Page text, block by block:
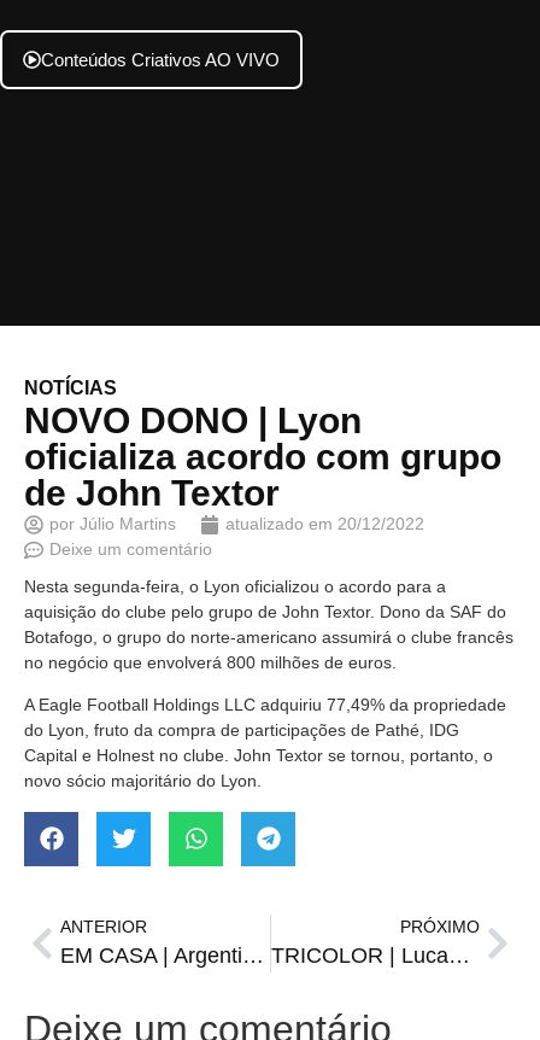
Conteúdos Criativos AO VIVO
NOTÍCIAS
NOVO DONO | Lyon
oficializa acordo com grupo
de John Textor
por Júlio Martins atualizado em 20/12/2022
Deixe um comentário
Nesta segunda-feira, o Lyon oficializou o acordo para a
aquisição do clube pelo grupo de John Textor. Dono da SAF do
Botafogo, o grupo do norte-americano assumirá o clube francês
no negócio que envolverá 800 milhões de euros.
A Eagle Football Holdings LLC adquiriu 77,49% da propriedade
do Lyon, fruto da compra de participações de Pathé, IDG
Capital e Holnest no clube. John Textor se tornou, portanto, o
novo sócio majoritário do Lyon.
ANTERIOR
EM CASA | Argentina desembarca em Buenos Aires com a taça
PRÓXIMO
TRICOLOR | Lucas Leiva desmente aposentadoria
Deixe um comentário